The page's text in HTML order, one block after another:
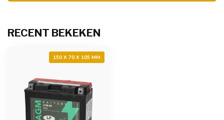
RECENT BEKEKEN
150 X 70 X 105 MM